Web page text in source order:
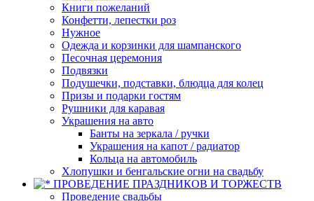
Книги пожеланий
Конфетти, лепестки роз
Нужное
Одежда и корзинки для шампанского
Песочная церемония
Подвязки
Подушечки, подставки, блюдца для колец
Призы и подарки гостям
Рушники для каравая
Украшения на авто
Банты на зеркала / ручки
Украшения на капот / радиатор
Кольца на автомобиль
Хлопушки и бенгальские огни на свадьбу
ПРОВЕДЕНИЕ ПРАЗДНИКОВ И ТОРЖЕСТВ
Проведение свадьбы